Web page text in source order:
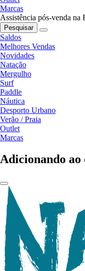
Marcas
Assistência pós-venda na
Pesquisar
Saldos
Melhores Vendas
Novidades
Natação
Mergulho
Surf
Paddle
Náutica
Desporto Urbano
Verão / Praia
Outlet
Marcas
Adicionando